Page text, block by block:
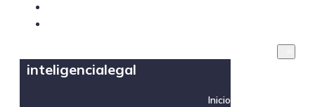
inteligencialegal
Inicio